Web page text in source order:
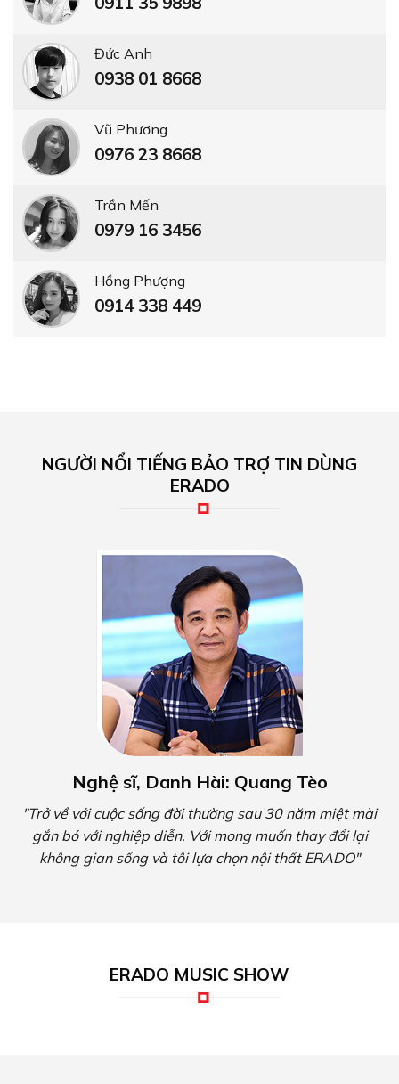
Đức Anh
0938 01 8668
Vũ Phương
0976 23 8668
Trần Mến
0979 16 3456
Hồng Phượng
0914 338 449
NGƯỜI NỔI TIẾNG BẢO TRỢ TIN DÙNG
ERADO
Nghệ sĩ, Danh Hài: Quang Tèo
"Trở về với cuộc sống đời thường sau 30 năm miệt mài
gắn bó với nghiệp diễn. Với mong muốn thay đổi lại
không gian sống và tôi lựa chọn nội thất ERADO"
ERADO MUSIC SHOW